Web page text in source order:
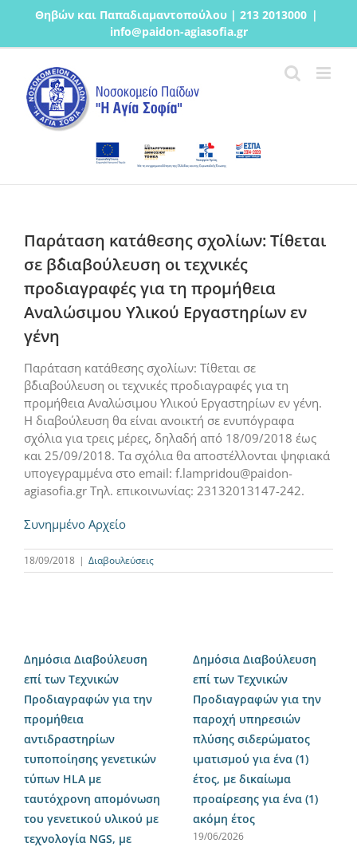
Μετάβαση
περιεχόμενο
Θηβών και Παπαδιαμαντοπούλου | 213 2013000 |
info@paidon-agiasofia.gr
Παράταση κατάθεσης σχολίων: Τίθεται
σε β΄διαβούλευση οι τεχνικές
προδιαγραφές για τη προμήθεια
Αναλώσιμου Υλικού Εργαστηρίων εν
γένη
Παράταση κατάθεσης σχολίων: Τίθεται σε
β΄διαβούλευση οι τεχνικές προδιαγραφές για τη
προμήθεια Αναλώσιμου Υλικού Εργαστηρίων εν γένη.
Η διαβούλευση θα είναι ανοικτή σε ενυπόγραφα
σχόλια για τρεις μέρες, δηλαδή από 18/09/2018 έως
και 25/09/2018. Τα σχόλια θα αποστέλλονται ψηφιακά
υπογεγραμμένα στο email: f.lampridou@paidon-
agiasofia.gr Τηλ. επικοινωνίας: 23132013147-242.
Συνημμένο Αρχείο
18/09/2018 | Διαβουλεύσεις
Δημόσια Διαβούλευση
επί των Τεχνικών
Προδιαγραφών για την
προμήθεια
αντιδραστηρίων
τυποποίησης γενετικών
τύπων HLA με
ταυτόχρονη απομόνωση
του γενετικού υλικού με
τεχνολογία NGS, με
Δημόσια Διαβούλευση
επί των Τεχνικών
Προδιαγραφών για την
παροχή υπηρεσιών
πλύσης σιδερώματος
ιματισμού για ένα (1)
έτος, με δικαίωμα
προαίρεσης για ένα (1)
ακόμη έτος
19/06/2026